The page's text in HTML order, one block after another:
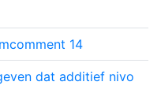
comment 14
dat additief nivo